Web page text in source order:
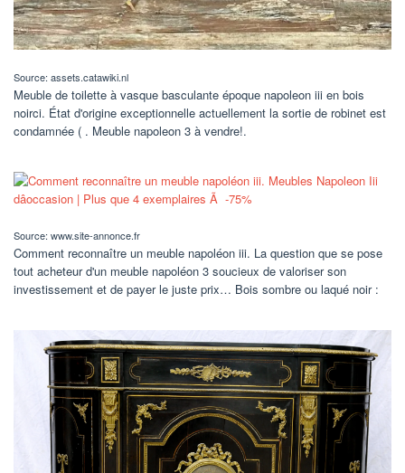
Source: assets.catawiki.nl
Meuble de toilette à vasque basculante époque napoleon iii en bois
noirci. État d'origine exceptionnelle actuellement la sortie de robinet est
condamnée ( . Meuble napoleon 3 à vendre!.
Source: www.site-annonce.fr
Comment reconnaître un meuble napoléon iii. La question que se pose
tout acheteur d'un meuble napoléon 3 soucieux de valoriser son
investissement et de payer le juste prix… Bois sombre ou laqué noir :